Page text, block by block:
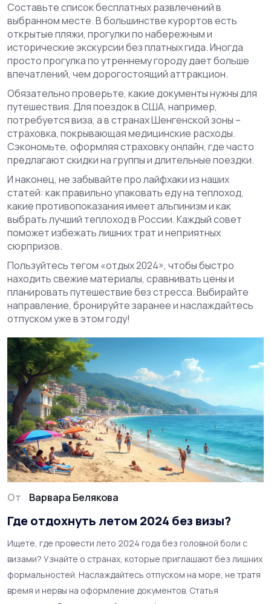
Составьте список бесплатных развлечений в
выбранном месте. В большинстве курортов есть
открытые пляжи, прогулки по набережным и
исторические экскурсии без платных гида. Иногда
просто прогулка по утреннему городу дает больше
впечатлений, чем дорогостоящий аттракцион.
Обязательно проверьте, какие документы нужны для
путешествия. Для поездок в США, например,
потребуется виза, а в странах Шенгенской зоны –
страховка, покрывающая медицинские расходы.
Сэкономьте, оформляя страховку онлайн, где часто
предлагают скидки на группы и длительные поездки.
И наконец, не забывайте про лайфхаки из наших
статей: как правильно упаковать еду на теплоход,
какие противопоказания имеет альпинизм и как
выбрать лучший теплоход в России. Каждый совет
поможет избежать лишних трат и неприятных
сюрпризов.
Пользуйтесь тегом «отдых 2024», чтобы быстро
находить свежие материалы, сравнивать цены и
планировать путешествие без стресса. Выбирайте
направление, бронируйте заранее и наслаждайтесь
отпуском уже в этом году!
От Варвара Белякова
Где отдохнуть летом 2024 без визы?
Ищете, где провести лето 2024 года без головной боли с
визами? Узнайте о странах, которые приглашают без лишних
формальностей. Наслаждайтесь отпуском на море, не тратя
время и нервы на оформление документов. Статья